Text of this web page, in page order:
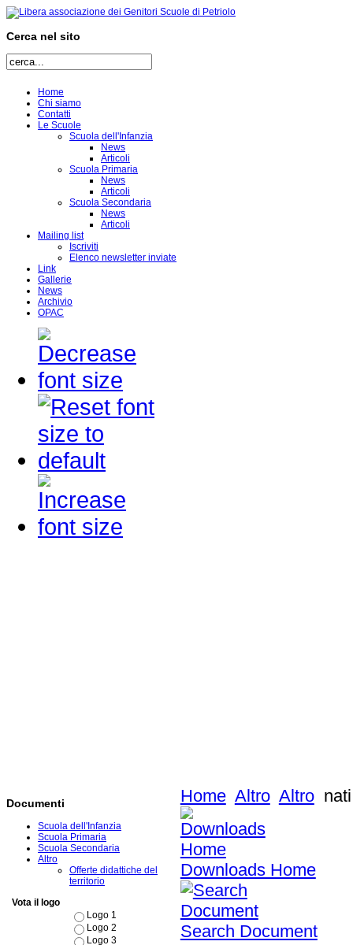
Cerca nel sito
Home
Chi siamo
Contatti
Le Scuole
Scuola dell'Infanzia
News
Articoli
Scuola Primaria
News
Articoli
Scuola Secondaria
News
Articoli
Mailing list
Iscriviti
Elenco newsletter inviate
Link
Gallerie
News
Archivio
OPAC
Documenti
Scuola dell'Infanzia
Scuola Primaria
Scuola Secondaria
Altro
Offerte didattiche del
territorio
Vota il logo
Logo 1
Logo 2
Logo 3
Home Altro Altro
Downloads Home
Search Document